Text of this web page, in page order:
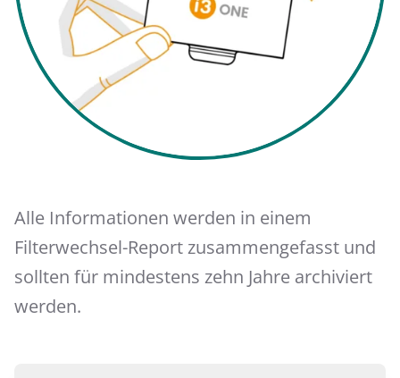
Alle Informationen werden in einem
Filterwechsel-Report zusammengefasst und
sollten für mindestens zehn Jahre archiviert
werden.